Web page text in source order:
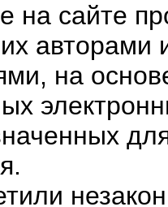
на сайте
авторами
на